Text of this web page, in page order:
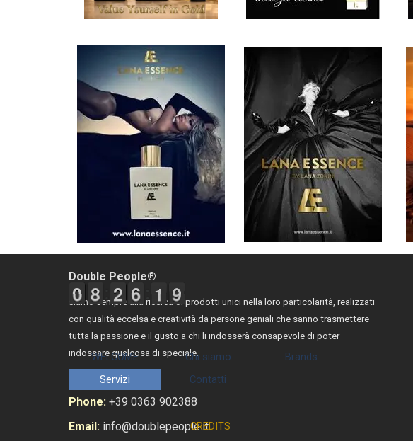
Double People®
siamo sempre alla ricerca di prodotti unici nella loro particolarità, realizzati
con qualità eccelsa e creatività da persone geniali che sanno trasmettere
tutta la passione e il gusto a chi li indosserà consapevole di poter
indossare qualcosa di speciale.
Phone: +39 0363 902388
Email: info@doublepeople.it
9
9
0
0 7
7
8
8 1
1
2
2 5
5
6
6 1
2
2 9
0
0
Salta menù
WELCOME Chi siamo
Brands
Servizi
Contatti
CREDITS